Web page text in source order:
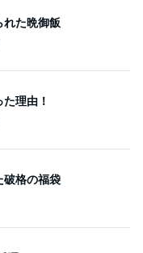
れた晩御飯
理由！
破格の福袋